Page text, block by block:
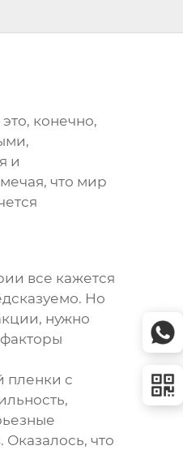
конечно,
и
что мир
все кажется
Но
нужно
пленки с
что